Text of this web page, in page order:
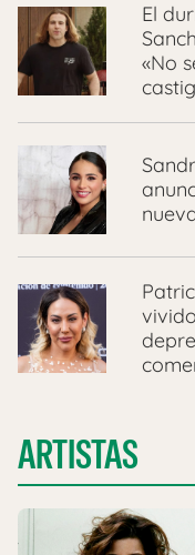
El
«No
ARTISTAS